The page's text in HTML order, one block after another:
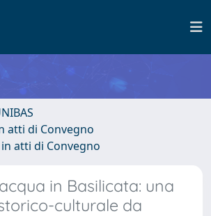
atti di Convegno
atti di Convegno
in Basilicata: una
culturale da